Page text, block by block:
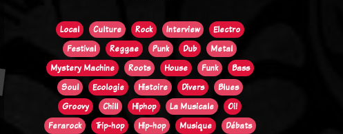
Local Culture Rock Interview
Electro
Festival
Reggae Punk Dub
Metal
Mystery Machine
Roots House Funk
Bass
Soul
Ecologie Histoire Divers
Blues
Groovy
Chill Hiphop La Musicale
Oi!
Ferarock
Trip-hop Hip-hop Musique
Débats